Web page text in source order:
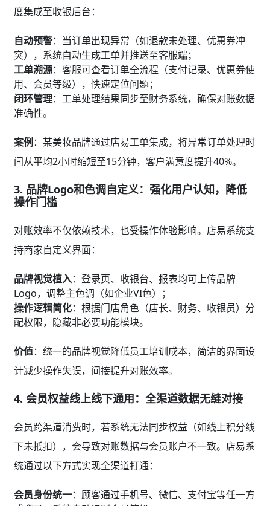
度集成至收银后台：
自动预警：当订单出现异常（如退款未处理、优惠券冲
突），系统自动生成工单并推送至客服端；
工单溯源：客服可查看订单全流程（支付记录、优惠券使
用、会员等级），快速定位问题；
闭环管理：工单处理结果同步至财务系统，确保对账数据
准确性。
案例 ：某美妆品牌通过店易工单集成，将异常订单处理时
间从平均2小时缩短至15分钟，客户满意度提升40%。
3. 品牌Logo和色调自定义：强化用户认知，降低
操作门槛
对账效率不仅依赖技术，也受操作体验影响。店易系统支
持商家自定义界面：
品牌视觉植入：登录页、收银台、报表均可上传品牌
Logo，调整主色调（如企业VI色）；
操作逻辑简化：根据门店角色（店长、财务、收银员）分
配权限，隐藏非必要功能模块。
价值：统一的品牌视觉降低员工培训成本，简洁的界面设
计减少操作失误，间接提升对账效率。
4. 会员权益线上线下通用：全渠道数据无缝对接
会员跨渠道消费时，若系统无法同步权益（如线上积分线
下未抵扣），会导致对账数据与会员账户不一致。店易系
统通过以下方式实现全渠道打通：
会员身份统一：顾客通过手机号、微信、支付宝等任一方